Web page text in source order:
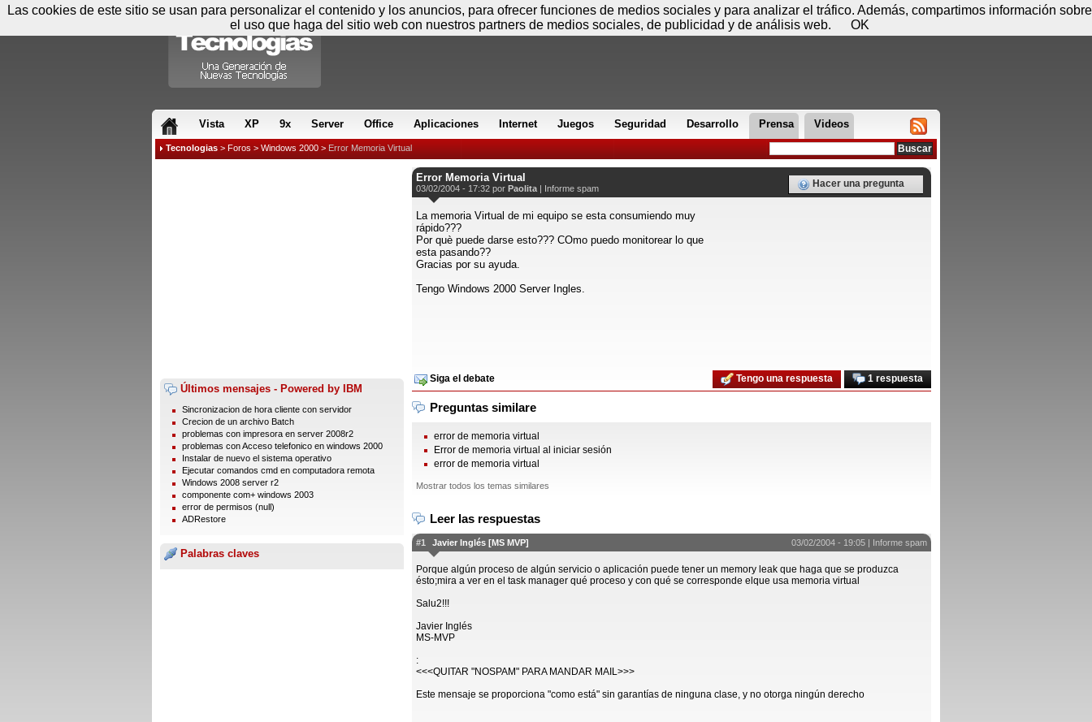
Vista XP 9x Server Office Aplicaciones Internet Juegos Seguridad Desarrollo Prensa Videos
Tecnologias > Foros > Windows 2000 > Error Memoria Virtual
Últimos mensajes - Powered by IBM
Sincronizacion de hora cliente con servidor
Crecion de un archivo Batch
problemas con impresora en server 2008r2
problemas con Acceso telefonico en windows 2000
Instalar de nuevo el sistema operativo
Ejecutar comandos cmd en computadora remota
Windows 2008 server r2
componente com+ windows 2003
error de permisos (null)
ADRestore
Palabras claves
Error Memoria Virtual
03/02/2004 - 17:32 por Paolita | Informe spam Hacer una pregunta
La memoria Virtual de mi equipo se esta consumiendo muy
rápido???
Por què puede darse esto??? COmo puedo monitorear lo que
esta pasando??
Gracias por su ayuda.
Tengo Windows 2000 Server Ingles.
Siga el debate 1 respuesta
Tengo una respuesta
Preguntas similare
error de memoria virtual
Error de memoria virtual al iniciar sesión
error de memoria virtual
Mostrar todos los temas similares
Leer las respuestas
#1 Javier Inglés [MS MVP] 03/02/2004 - 19:05 | Informe spam
Porque algún proceso de algún servicio o aplicación puede tener un memory leak que haga que se produzca
ésto;mira a ver en el task manager qué proceso y con qué se corresponde elque usa memoria virtual
Salu2!!!
Javier Inglés
MS-MVP
:
<<<QUITAR "NOSPAM" PARA MANDAR MAIL>>>
Este mensaje se proporciona "como está" sin garantías de ninguna clase, y no otorga ningún derecho
Viernes 07 de agosto - 04:27 Registrar Conectar
Las cookies de este sitio se usan para personalizar el contenido y los anuncios, para ofrecer funciones de medios sociales y para analizar el tráfico. Además, compartimos información sobre
el uso que haga del sitio web con nuestros partners de medios sociales, de publicidad y de análisis web.
OK